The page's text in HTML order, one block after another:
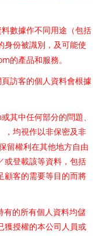
數據作不同用途（包括
身份被識別，及可能使
的產品和服務。
訪客的個人資料會根據
或其中任何部分的問題、
，均視作以非保密及非
留權利在其他地方自由
或登載該等資料，包括
顧客的需要等目的而將
有的所有個人資料均儲
獲授權的本公司人員或